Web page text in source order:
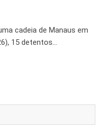
cadeia de Manaus em
15 detentos…